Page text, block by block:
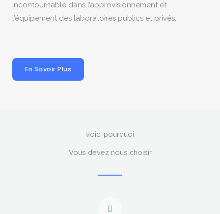
incontournable dans l’approvisionnement et
l’équipement des laboratoires publics et privés.
En Savoir Plus
voici pourquoi
Vous devez nous choisir